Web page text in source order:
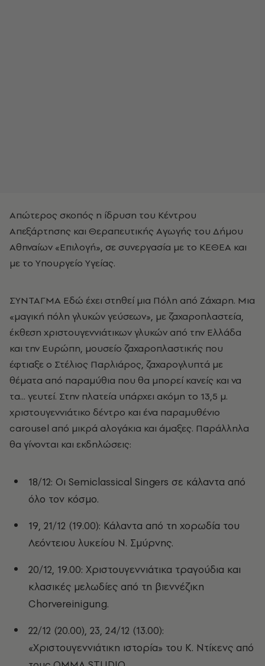
Aπώτερος σκοπός η ίδρυση του Kέντρου
Aπεξάρτησης και Θεραπευτικής Aγωγής του Δήμου
Aθηναίων «Eπιλογή», σε συνεργασία με το KEΘEA και
με το Yπουργείο Yγείας.
ΣYNTAΓMA Εδώ έχει στηθεί μια Πόλη από Zάχαρη. Mια
«μαγική πόλη γλυκών γεύσεων», με ζαχαροπλαστεία,
έκθεση χριστουγεννιάτικων γλυκών από την Eλλάδα
και την Eυρώπη, μουσείο ζαχαροπλαστικής που
έφτιαξε ο Στέλιος Παρλιάρος, ζαχαρογλυπτά με
θέματα από παραμύθια που θα μπορεί κανείς και να
τα... γευτεί. Στην πλατεία υπάρχει ακόμη το 13,5 μ.
χριστουγεννιάτικο δέντρο και ένα παραμυθένιο
carousel από μικρά αλογάκια και άμαξες. Παράλληλα
θα γίνονται και εκδηλώσεις:
18/12: Οι Semiclassical Singers σε κάλαντα από
όλο τον κόσμο.
19, 21/12 (19.00): Κάλαντα από τη χορωδία του
Λεόντειου λυκείου Ν. Σμύρνης.
20/12, 19.00: Χριστουγεννιάτικα τραγούδια και
κλασικές μελωδίες από τη βιεννέζικη
Chorvereinigung.
22/12 (20.00), 23, 24/12 (13.00):
«Xριστουγεννιάτικη ιστορία» του Κ. Ντίκενς από